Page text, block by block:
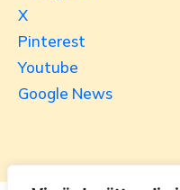
X
Pinterest
Youtube
Google News